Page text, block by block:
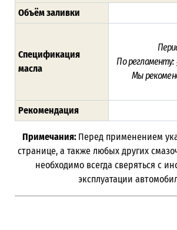
Объём заливки
Спецификация
масла
По регламенту:
Мы
Рекомендация
Примечания: Перед применением
странице, а также любых других
необходимо всегда сверяться с
эксплуатации